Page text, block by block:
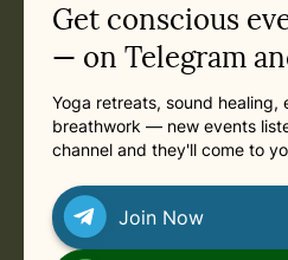
Get conscious
— on Telegram
Yoga retreats, sound healing,
breathwork — new events
channel and they'll come to
Join Now